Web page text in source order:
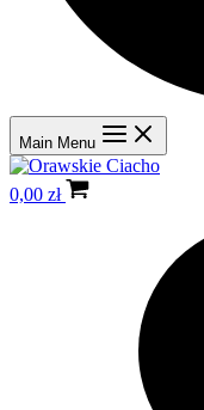
Main Menu
0,00 zł